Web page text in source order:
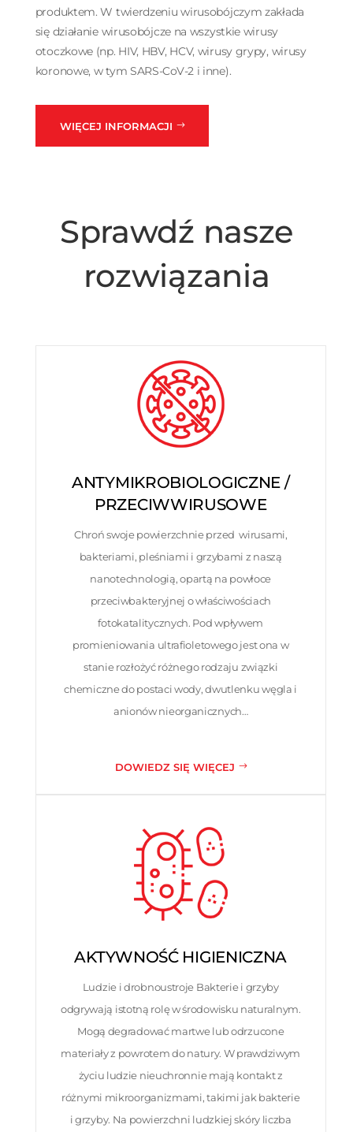
produktem. W twierdzeniu wirusobójczym zakłada
się działanie wirusobójcze na wszystkie wirusy
otoczkowe (np. HIV, HBV, HCV, wirusy grypy, wirusy
koronowe, w tym SARS-CoV-2 i inne).
WIĘCEJ INFORMACJI
Sprawdź nasze
rozwiązania
ANTYMIKROBIOLOGICZNE /
PRZECIWWIRUSOWE
Chroń swoje powierzchnie przed wirusami,
bakteriami, pleśniami i grzybami z naszą
nanotechnologią, opartą na powłoce
przeciwbakteryjnej o właściwościach
fotokatalitycznych. Pod wpływem
promieniowania ultrafioletowego jest ona w
stanie rozłożyć różnego rodzaju związki
chemiczne do postaci wody, dwutlenku węgla i
anionów nieorganicznych…
DOWIEDZ SIĘ WIĘCEJ
AKTYWNOŚĆ HIGIENICZNA
Ludzie i drobnoustroje Bakterie i grzyby
odgrywają istotną rolę w środowisku naturalnym.
Mogą degradować martwe lub odrzucone
materiały z powrotem do natury. W prawdziwym
życiu ludzie nieuchronnie mają kontakt z
różnymi mikroorganizmami, takimi jak bakterie
i grzyby. Na powierzchni ludzkiej skóry liczba